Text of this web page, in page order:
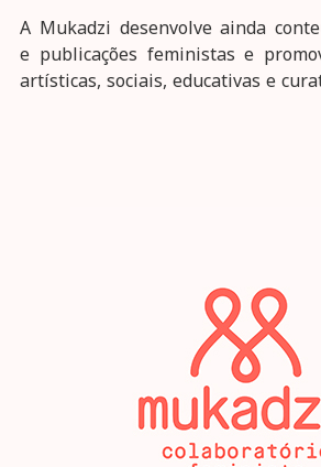
A Mukadzi desenvolve ainda
e publicações feministas e
artísticas, sociais, educativas e